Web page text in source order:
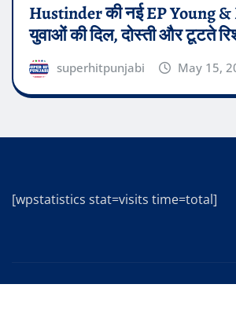
Hustinder की नई EP Young &
युवाओं की दिल, दोस्ती और टूटते
superhitpunjabi May 15,
[wpstatistics stat=visits time=total]